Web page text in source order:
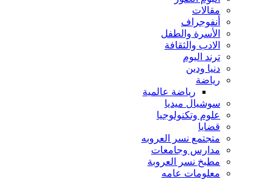
مقالات
أنفوجراف
الأسرة والطفل
الادب والثقافة
ترند اليوم
دنيا ودين
رياضة
رياضة عالمية
سوشيال ميديا
علوم وتكنولوجيا
قضايا
متجتمع نسر العروبه
مدارس وجامعات
مطبخ نسر العروبة
معلومات عامه